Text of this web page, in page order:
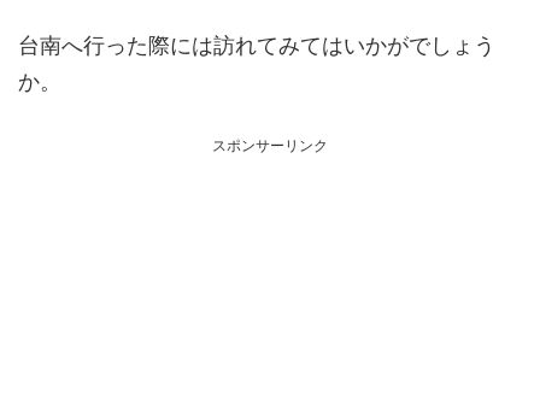
台南へ行った際には訪れてみてはいかがでしょう
か。
スポンサーリンク